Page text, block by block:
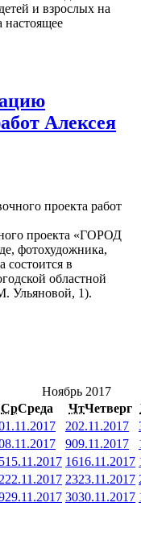
и взрослых на
настоящее
Алексея
проекта «ГОРОД
фотохудожника,
состоится в
областной
Ульяновой, 1).
Ноябрь 2017
СрСреда ЧтЧетверг
202.11.2017
909.11.2017
15.11.2017 1616.11.2017
22.11.2017 2323.11.2017
29.11.2017 3030.11.2017